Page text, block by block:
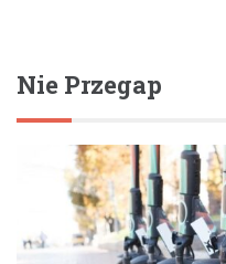
Nie Przegap